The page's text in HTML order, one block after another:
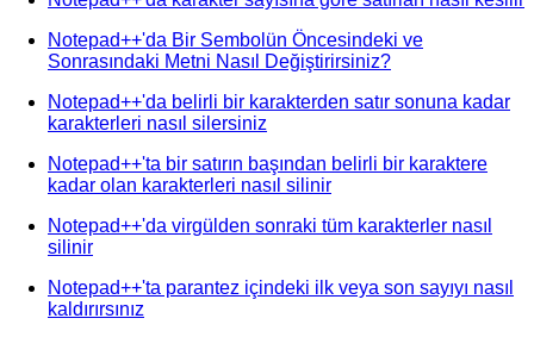
Notepad++'da Bir Sembolün Öncesindeki ve
Sonrasındaki Metni Nasıl Değiştirirsiniz?
Notepad++'da belirli bir karakterden satır sonuna kadar
karakterleri nasıl silersiniz
Notepad++'ta bir satırın başından belirli bir karaktere
kadar olan karakterleri nasıl silinir
Notepad++'da virgülden sonraki tüm karakterler nasıl
silinir
Notepad++'ta parantez içindeki ilk veya son sayıyı nasıl
kaldırırsınız